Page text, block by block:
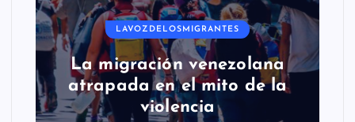
LAVOZDELOSMIGRANTES
La migración venezolana
atrapada en el mito de la
violencia